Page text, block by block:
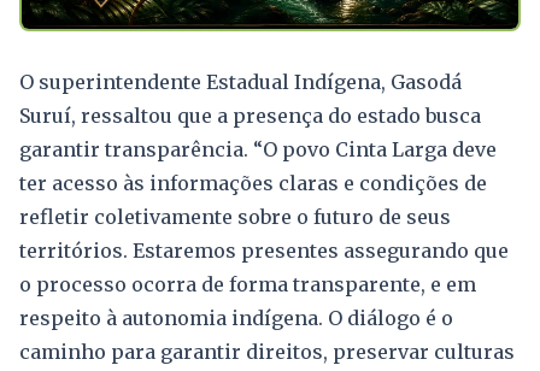
O superintendente Estadual Indígena, Gasodá
Suruí, ressaltou que a presença do estado busca
garantir transparência. “O povo Cinta Larga deve
ter acesso às informações claras e condições de
refletir coletivamente sobre o futuro de seus
territórios. Estaremos presentes assegurando que
o processo ocorra de forma transparente, e em
respeito à autonomia indígena. O diálogo é o
caminho para garantir direitos, preservar culturas